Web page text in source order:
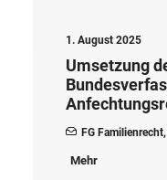
1. August 2025
Umsetzung
FG Familienrecht,
Mehr